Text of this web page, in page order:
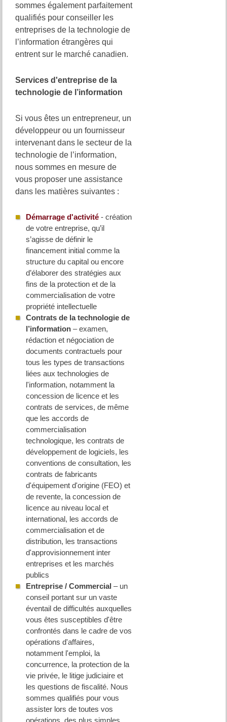
sommes également parfaitement
qualifiés pour conseiller les
entreprises de la technologie de
l’information étrangères qui
entrent sur le marché canadien.
Services d'entreprise de la
technologie de l’information
Si vous êtes un entrepreneur, un
développeur ou un fournisseur
intervenant dans le secteur de la
technologie de l’information,
nous sommes en mesure de
vous proposer une assistance
dans les matières suivantes :
Démarrage d'activité - création
de votre entreprise, qu’il
s’agisse de définir le
financement initial comme la
structure du capital ou encore
d’élaborer des stratégies aux
fins de la protection et de la
commercialisation de votre
propriété intellectuelle
Contrats de la technologie de
l’information – examen,
rédaction et négociation de
documents contractuels pour
tous les types de transactions
liées aux technologies de
l'information, notamment la
concession de licence et les
contrats de services, de même
que les accords de
commercialisation
technologique, les contrats de
développement de logiciels, les
conventions de consultation, les
contrats de fabricants
d'équipement d'origine (FEO) et
de revente, la concession de
licence au niveau local et
international, les accords de
commercialisation et de
distribution, les transactions
d'approvisionnement inter
entreprises et les marchés
publics
Entreprise / Commercial – un
conseil portant sur un vaste
éventail de difficultés auxquelles
vous êtes susceptibles d'être
confrontés dans le cadre de vos
opérations d'affaires,
notamment l'emploi, la
concurrence, la protection de la
vie privée, le litige judiciaire et
les questions de fiscalité. Nous
sommes qualifiés pour vous
assister lors de toutes vos
opérations, des plus simples